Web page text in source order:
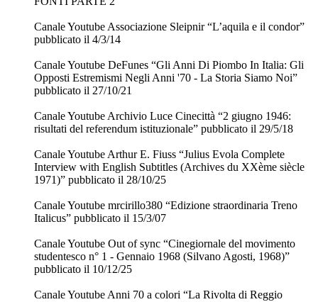
Canale Youtube Associazione Sleipnir “L’aquila e il condor”
pubblicato il 4/3/14
Canale Youtube DeFunes “Gli Anni Di Piombo In Italia: Gli
Opposti Estremismi Negli Anni '70 - La Storia Siamo Noi”
pubblicato il 27/10/21
Canale Youtube Archivio Luce Cinecittà “2 giugno 1946:
risultati del referendum istituzionale” pubblicato il 29/5/18
Canale Youtube Arthur E. Fiuss “Julius Evola Complete
Interview with English Subtitles (Archives du XXème siècle
1971)” pubblicato il 28/10/25
Canale Youtube mrcirillo380 “Edizione straordinaria Treno
Italicus” pubblicato il 15/3/07
Canale Youtube Out of sync “Cinegiornale del movimento
studentesco n° 1 - Gennaio 1968 (Silvano Agosti, 1968)”
pubblicato il 10/12/25
Canale Youtube Anni 70 a colori “La Rivolta di Reggio